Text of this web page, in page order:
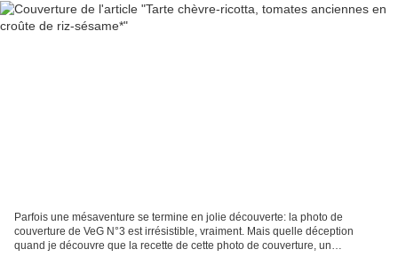
Parfois une mésaventure se termine en jolie découverte: la photo de
couverture de VeG N°3 est irrésistible, vraiment. Mais quelle déception
quand je découvre que la recette de cette photo de couverture, un